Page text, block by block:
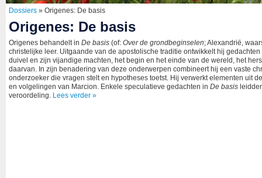
Dossiers » Origenes: De basis
Origenes: De basis
Origenes behandelt in De basis (of: Over de grondbeginselen; Alexandrië,
christelijke leer. Uitgaande van de apostolische traditie ontwikkelt hij
duivel en zijn vijandige machten, het begin en het einde van de wereld, het
daarvan. In zijn benadering van deze onderwerpen combineert hij een vaste
onderzoeker die vragen stelt en hypotheses toetst. Hij verwerkt elementen uit
en volgelingen van Marcion. Enkele speculatieve gedachten in De basis
veroordeling. Lees verder »